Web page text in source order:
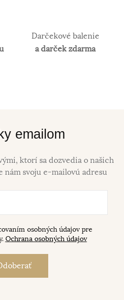
Darčekové balenie
a darček zdarma
emailom
ktorí sa dozvedia o našich
nám svoju e-mailovú adresu
osobných údajov pre
Ochrana osobných údajov